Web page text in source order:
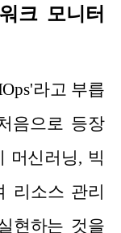
크 모니터
라고 부릅
음으로 등장
머신러닝, 빅
리소스 관리
현하는 것을